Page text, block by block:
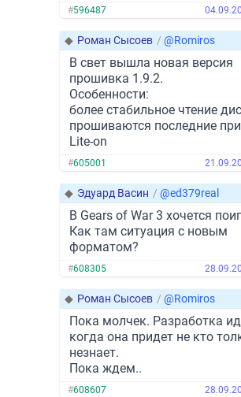
#596487
◆ Роман Сысоев / @Romiros
В свет вышла новая версия
прошивка 1.9.2.
Особенности:
более стабильное чтение
прошиваются последние
Lite-on
#605001
◆ Эдуард Васин / @ed379real
В Gears of War 3 хочется
Как там ситуация с новым
форматом?
#608305
◆ Роман Сысоев / @Romiros
Пока молчек. Разработка
когда она придет не кто
незнает.
Пока ждем..
#608607